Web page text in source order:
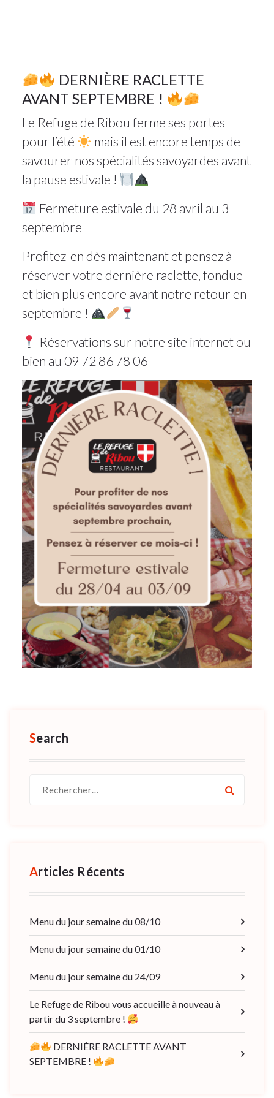
1 DERNIÈRE RACLETTE
AVANT SEPTEMBRE !
Le Refuge de Ribou ferme ses portes
pour l’été
mais il est encore temps de
savourer nos spécialités savoyardes avant
la pause estivale !
Fermeture estivale du 28 avril au 3
septembre
Profitez-en dès maintenant et pensez à
réserver votre dernière raclette, fondue
et bien plus encore avant notre retour en
septembre !
Réservations sur notre site internet ou
bien au 09 72 86 78 06
Search
pour :
Articles Récents
Menu du jour semaine du 08/10
Menu du jour semaine du 01/10
Menu du jour semaine du 24/09
Le Refuge de Ribou vous accueille à nouveau à
partir du 3 septembre !
DERNIÈRE RACLETTE AVANT
SEPTEMBRE !